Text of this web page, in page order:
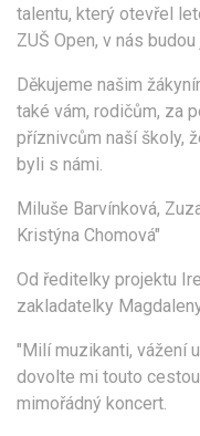
talentu, který otevřel
ZUŠ Open, v nás
Děkujeme našim
také vám, rodičům, za
příznivcům naší školy,
byli s námi.
Miluše Barvínková,
Kristýna Chomová"
Od ředitelky projektu
zakladatelky
"Milí muzikanti, vážení
dovolte mi touto
mimořádný koncert.